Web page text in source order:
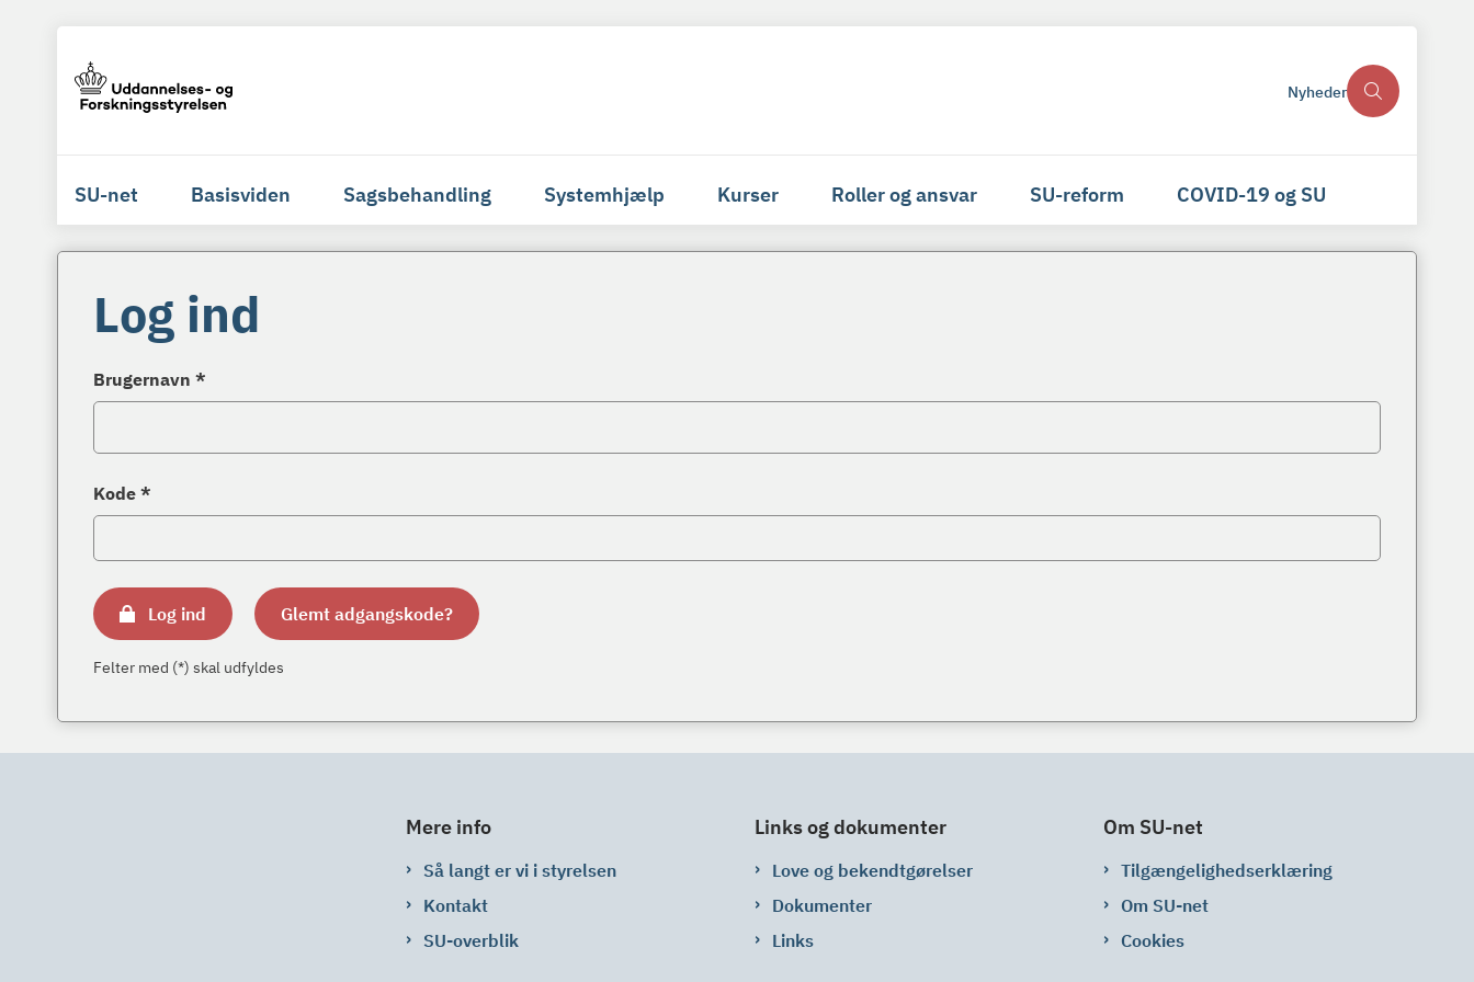
Nyheder
SU-net Basisviden Sagsbehandling Systemhjælp Kurser Roller og ansvar SU-reform COVID-19 og SU
Log ind
Brugernavn *
Kode *
Log ind Glemt adgangskode?
Felter med (*) skal udfyldes
Mere info
Så langt er vi i styrelsen
Kontakt
SU-overblik
Links og dokumenter
Love og bekendtgørelser
Dokumenter
Links
Om SU-net
Tilgængelighedserklæring
Om SU-net
Cookies